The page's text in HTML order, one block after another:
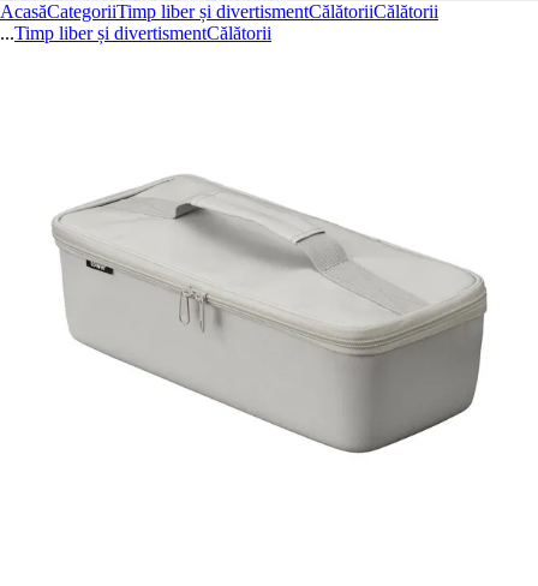
AcasăCategoriiTimp liber și divertismentCălătoriiCălătorii
...Timp liber și divertismentCălătorii